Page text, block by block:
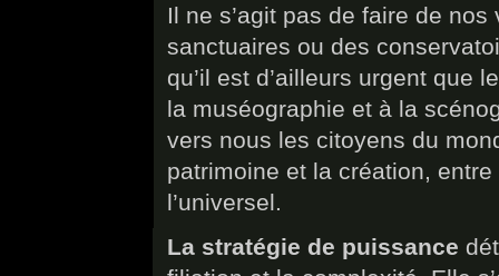
Il ne s’agit pas de faire de
sanctuaires ou des
qu’il est d’ailleurs urgent que
la muséographie et à la
vers nous les citoyens du
patrimoine et la création,
l’universel.
La stratégie de puissance